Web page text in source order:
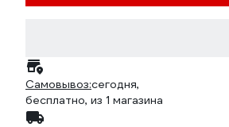
Самовывоз:сегодня,
бесплатно, из 1 магазина